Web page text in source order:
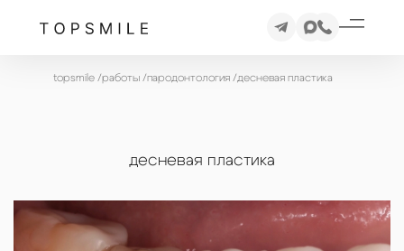
topsmile /работы /пародонтология /десневая пластика
десневая пластика